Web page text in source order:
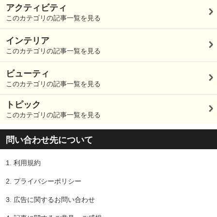
アクティビティ
このカテゴリの記事一覧を見る
インテリア
このカテゴリの記事一覧を見る
ビューティ
このカテゴリの記事一覧を見る
トピック
このカテゴリの記事一覧を見る
問い合わせ先について
1. 利用規約
2. プライバシーポリシー
3. 広告に関するお問い合わせ